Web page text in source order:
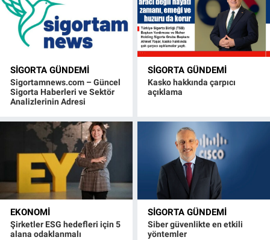
SIGORTA GÜNDEMI
Sigortamnews.com – Güncel
Sigorta Haberleri ve Sektör
Analizlerinin Adresi
SIGORTA GÜNDEMI
Kasko hakkında çarpıcı
açıklama
EKONOMI
Şirketler ESG hedefleri için 5
alana odaklanmalı
SIGORTA GÜNDEMI
Siber güvenlikte en etkili
yöntemler